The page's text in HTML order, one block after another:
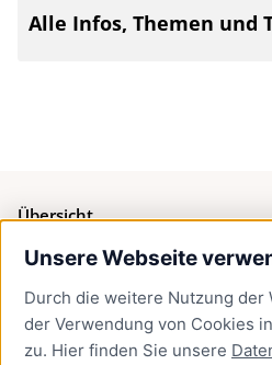
Unsere Webseite
Durch die weitere Nutzung der
der Verwendung von Cookies
zu. Hier finden Sie unsere
Alle Infos, Themen und
Übersicht
Bürgerservice
Presse
Newsletter Lübeck:kompakt